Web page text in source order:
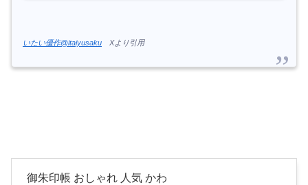
いたい優作@itaiyusaku Xより引用
御朱印帳 おしゃれ 人気 かわ